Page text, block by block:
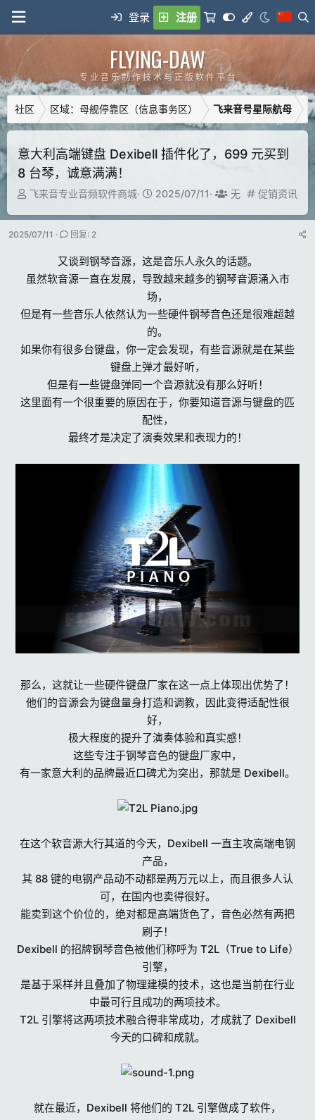
登录 注册
FLYING-DAW
专 业 音 乐 制 作 技 术 与 正 版 软 件 平 台
社区 区域：母舰停靠区（信息事务区） 飞来音号星际航母
意大利高端键盘 Dexibell 插件化了，699 元买到
8 台琴，诚意满满！
分
促销资讯
主
发
起
飞来音专业音频软件商城
开
时
2025/07/11
T
g
d
u
e
无
2025/07/11 回复: 2
又谈到钢琴音源，这是音乐人永久的话题。
虽然软音源一直在发展，导致越来越多的钢琴音源涌入市
场，
但是有一些音乐人依然认为一些硬件钢琴音色还是很难超越
的。
如果你有很多台键盘，你一定会发现，有些音源就是在某些
键盘上弹才最好听，
但是有一些键盘弹同一个音源就没有那么好听！
这里面有一个很重要的原因在于，你要知道音源与键盘的匹
配性，
最终才是决定了演奏效果和表现力的！
那么，这就让一些硬件键盘厂家在这一点上体现出优势了！
他们的音源会为键盘量身打造和调教，因此变得适配性很
好，
极大程度的提升了演奏体验和真实感！
这些专注于钢琴音色的键盘厂家中，
有一家意大利的品牌最近口碑尤为突出，那就是 Dexibell。
在这个软音源大行其道的今天，Dexibell 一直主攻高端电钢
产品，
其 88 键的电钢产品动不动都是两万元以上，而且很多人认
可，在国内也卖得很好。
能卖到这个价位的，绝对都是高端货色了，音色必然有两把
刷子！
Dexibell 的招牌钢琴音色被他们称呼为 T2L（True to Life）
引擎，
是基于采样并且叠加了物理建模的技术，这也是当前在行业
中最可行且成功的两项技术。
T2L 引擎将这两项技术融合得非常成功，才成就了 Dexibell
今天的口碑和成就。
就在最近，Dexibell 将他们的 T2L 引擎做成了软件，